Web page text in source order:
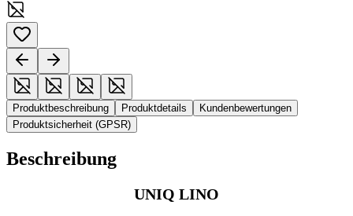
Produktbeschreibung Produktdetails
Kundenbewertungen
Produktsicherheit (GPSR)
Beschreibung
UNIQ LINO